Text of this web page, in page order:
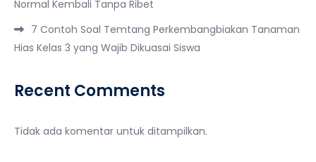
Normal Kembali Tanpa Ribet
7 Contoh Soal Temtang Perkembangbiakan Tanaman
Hias Kelas 3 yang Wajib Dikuasai Siswa
Recent Comments
Tidak ada komentar untuk ditampilkan.